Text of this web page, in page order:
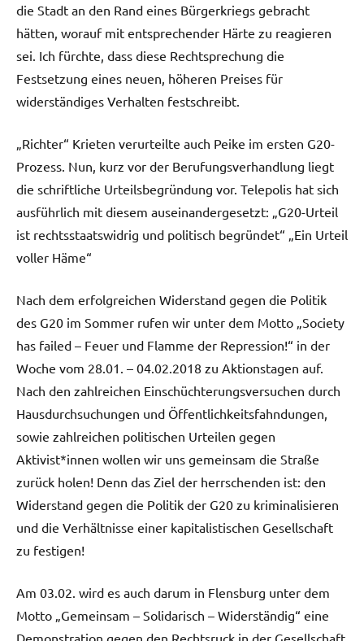
die Stadt an den Rand eines Bürgerkriegs gebracht
hätten, worauf mit entsprechender Härte zu reagieren
sei. Ich fürchte, dass diese Rechtsprechung die
Festsetzung eines neuen, höheren Preises für
widerständiges Verhalten festschreibt.
„Richter“ Krieten verurteilte auch Peike im ersten G20-
Prozess. Nun, kurz vor der Berufungsverhandlung liegt
die schriftliche Urteilsbegründung vor. Telepolis hat sich
ausführlich mit diesem auseinandergesetzt: „G20-Urteil
ist rechtsstaatswidrig und politisch begründet“ „Ein Urteil
voller Häme“
Nach dem erfolgreichen Widerstand gegen die Politik
des G20 im Sommer rufen wir unter dem Motto „Society
has failed – Feuer und Flamme der Repression!“ in der
Woche vom 28.01. – 04.02.2018 zu Aktionstagen auf.
Nach den zahlreichen Einschüchterungsversuchen durch
Hausdurchsuchungen und Öffentlichkeitsfahndungen,
sowie zahlreichen politischen Urteilen gegen
Aktivist*innen wollen wir uns gemeinsam die Straße
zurück holen! Denn das Ziel der herrschenden ist: den
Widerstand gegen die Politik der G20 zu kriminalisieren
und die Verhältnisse einer kapitalistischen Gesellschaft
zu festigen!
Am 03.02. wird es auch darum in Flensburg unter dem
Motto „Gemeinsam – Solidarisch – Widerständig“ eine
Demonstration gegen den Rechtsruck in der Gesellschaft